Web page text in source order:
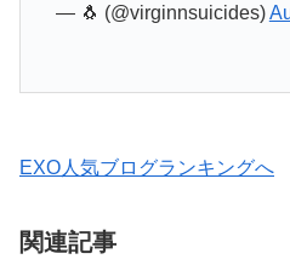
— 🐧 (@virginnsuicides)
EXO人気ブログランキングへ
関連記事